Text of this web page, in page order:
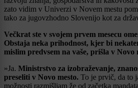
zato vidim v Univerzi v Novem mestu
tako za jugovzhodno Slovenijo kot za
Večkrat ste v svojem prvem mesecu
Obstaja neka prihodnost, kjer bi
mislim predvsem na vaše, prišla v Novo
»Ja. Ministrstvo za izobraževanje,
preseliti v Novo mesto. To je prvič, da to
možnosti razmišljam že od začetka